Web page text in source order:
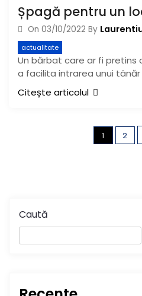
On 03/10/2022 By
actualitate
Un bărbat care ar fi pretins
a facilita intrarea unui
Citește articolul
P
n
1 2
Caută